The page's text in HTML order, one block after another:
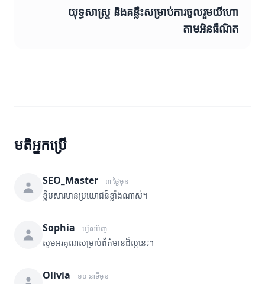
យុទ្ធសាស្ត្រ និងគន្លឹះសម្រាប់ការចូលរួមយីហោ
តាមអិនធឺណិត
មតិអ្នកប្រើ
SEO_Master ៣ ថ្ងៃមុន
ខ្លឹមសារមានប្រយោជន៍ខ្លាំងណាស់។
Sophia ម្សិលមិញ
សូមអរគុណសម្រាប់ព័ត៌មានដ៏ល្អនេះ។
Olivia ១០ នាទីមុន